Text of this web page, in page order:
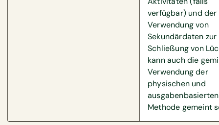
verfügbar) und der
Verwendung von
Sekundärdaten zur
Schließung von
kann auch die
Verwendung der
physischen und
ausgabenbasierten
Methode gemeint